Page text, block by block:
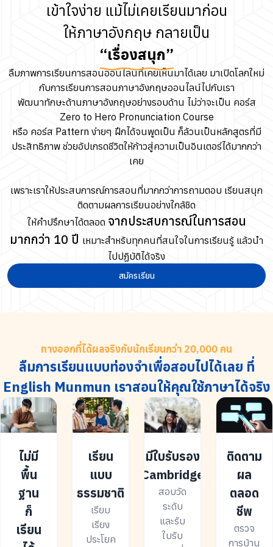
เข้าใจง่าย แม้ไม่เคยเรียนมาก่อน
ให้ภาษาอังกฤษ กลายเป็น
“เรื่องสนุก”
ลืมภาพการเรียนการสอนออนไลน์ที่เคยเห็นมาได้เลย มาเปิดโลกใหม่
กับการเรียนการสอนภาษาอังกฤษออนไลน์ไปกับเรา
พัฒนาทักษะด้านภาษาอังกฤษอย่างรอบด้าน ไม่ว่าจะเป็น คอร์ส
Zero to Hero Pronunciation Course
หรือ คอร์ส Pattern ง่ายๆ ฝึกได้จนพูดเป็น ก็ล้วนเป็นหลักสูตรที่มี
ประสิทธิภาพ ช่วยอัปเกรดชีวิตให้ก้าวสู่ความเป็นอินเตอร์ได้มากกว่า
เคย
เพราะเราให้ประสบการณ์การสอนที่มากกว่าการถามตอบ เรียนสนุก
ติดตามผลการเรียนอย่างใกล้ชิด
ให้คำปรึกษาได้ตลอด จากประสบการณ์ในการสอน
มากกว่า 10 ปี เหมาะสำหรับทุกคนที่สนใจในการเรียนรู้ แล้วนำ
ไปปฏิบัติได้จริง
สมัครเรียน
ทางออกที่ได้ผลจริงกับนักเรียนกว่า 20,000 คน
ลืมการเรียนแบบท่องจำเพื่อสอบไปได้เลย ที่
English Munmun เราสอนให้คุณใช้ภาษาได้จริง
ไม่มี
พื้น
ฐาน
ก็
เรียน
เรียน
แบบ
ธรรมชาติ
เรียบ
เรียง
ประโยค
มีใบรับรอง
Cambridge
สอบวัด
ระดับ
และรับ
ใบรับ
ติดตาม
ผล
ตลอด
ชีพ
ตรวจ
การบ้าน